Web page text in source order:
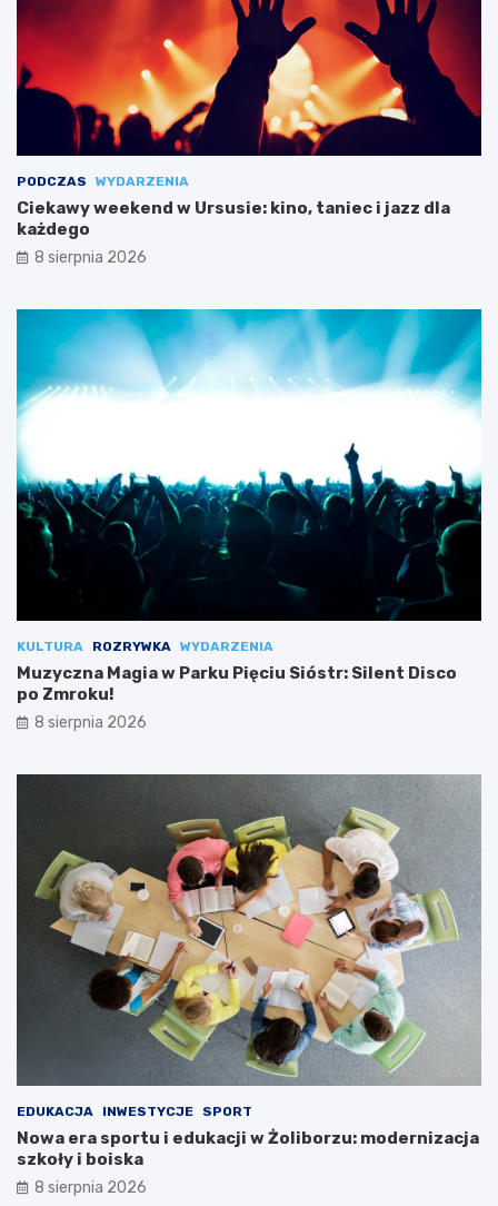
PODCZAS WYDARZENIA
Ciekawy weekend w Ursusie: kino, taniec i jazz dla
każdego
8 sierpnia 2026
KULTURA ROZRYWKA WYDARZENIA
Muzyczna Magia w Parku Pięciu Sióstr: Silent Disco
po Zmroku!
8 sierpnia 2026
EDUKACJA INWESTYCJE SPORT
Nowa era sportu i edukacji w Żoliborzu: modernizacja
szkoły i boiska
8 sierpnia 2026